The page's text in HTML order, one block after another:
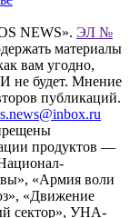
NEWS». ЭЛ №
материалы
вам угодно,
не будет. Мнение
публикаций.
продуктов —
«Армия воли
«Движение
сектор», УНА-